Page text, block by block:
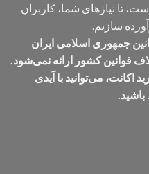
تا نیازهای شما، کاربران
سازیم.
جمهوری اسلامی ایران
کشور ارائه نمی‌شود.
اکانت، می‌توانید با آیدی